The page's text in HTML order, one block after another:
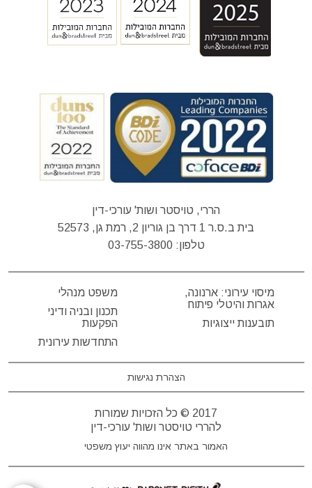
הררי, טויסטר ושות' עורכי-דין
בית ב.ס.ר 1 דרך בן גוריון 2, רמת גן, 52573
טלפון: 03-755-3800
מיסוי עירוני: ארנונה,
אגרות והיטלי פיתוח
תובענות ייצוגיות
משפט מנהלי
תכנון ובניה ודיני
הפקעות
התחדשות עירונית
הצהרת נגישות
2017 © כל הזכויות שמורות
להררי טויסטר ושות' עורכי-דין
האמור באתר אינו מהווה יעוץ משפטי